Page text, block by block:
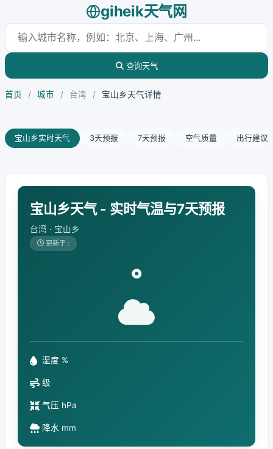
giheik天气网
查询天气
首页 / 城市 / 台湾 / 宝山乡天气详情
宝山乡实时天气 3天预报 7天预报 空气质量 出行建议
宝山乡天气 - 实时气温与7天预报
台湾 · 宝山乡
更新于 :
°
湿度 %
级
气压 hPa
降水 mm